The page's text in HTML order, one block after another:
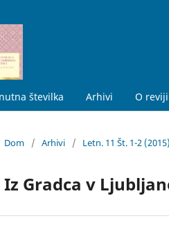
številka Arhivi O reviji
Dom / Arhivi / Letn. 11 Št. 1-2 (2015)
Iz Gradca v